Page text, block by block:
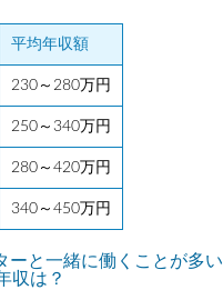
平均年収額
230～280万円
250～340万円
280～420万円
340～450万円
ーと一緒に働くことが多
収は？